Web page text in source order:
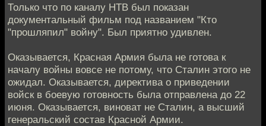
Только что по каналу НТВ был показан
документальный фильм под названием "Кто
"прошляпил" войну". Был приятно удивлен.
Оказывается, Красная Армия была не готова к
началу войны вовсе не потому, что Сталин этого не
ожидал. Оказывается, директива о приведении
войск в боевую готовность была отправлена до 22
июня. Оказывается, виноват не Сталин, а высший
генеральский состав Красной Армии.